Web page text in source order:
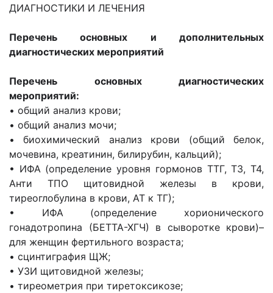
ДИАГНОСТИКИ И ЛЕЧЕНИЯ
Перечень основных и дополнительных
диагностических мероприятий
Перечень основных диагностических
мероприятий:
• общий анализ крови;
• общий анализ мочи;
• биохимический анализ крови (общий белок,
мочевина, креатинин, билирубин, кальций);
• ИФА (определение уровня гормонов ТТГ, Т3, Т4,
Анти ТПО щитовидной железы в крови,
тиреоглобулина в крови, АТ к ТГ);
• ИФА (определение хорионического
гонадотропина (БЕТТА-ХГЧ) в сыворотке крови)–
для женщин фертильного возраста;
• сцинтиграфия ЩЖ;
• УЗИ щитовидной железы;
• тиреометрия при тиретоксикозе;